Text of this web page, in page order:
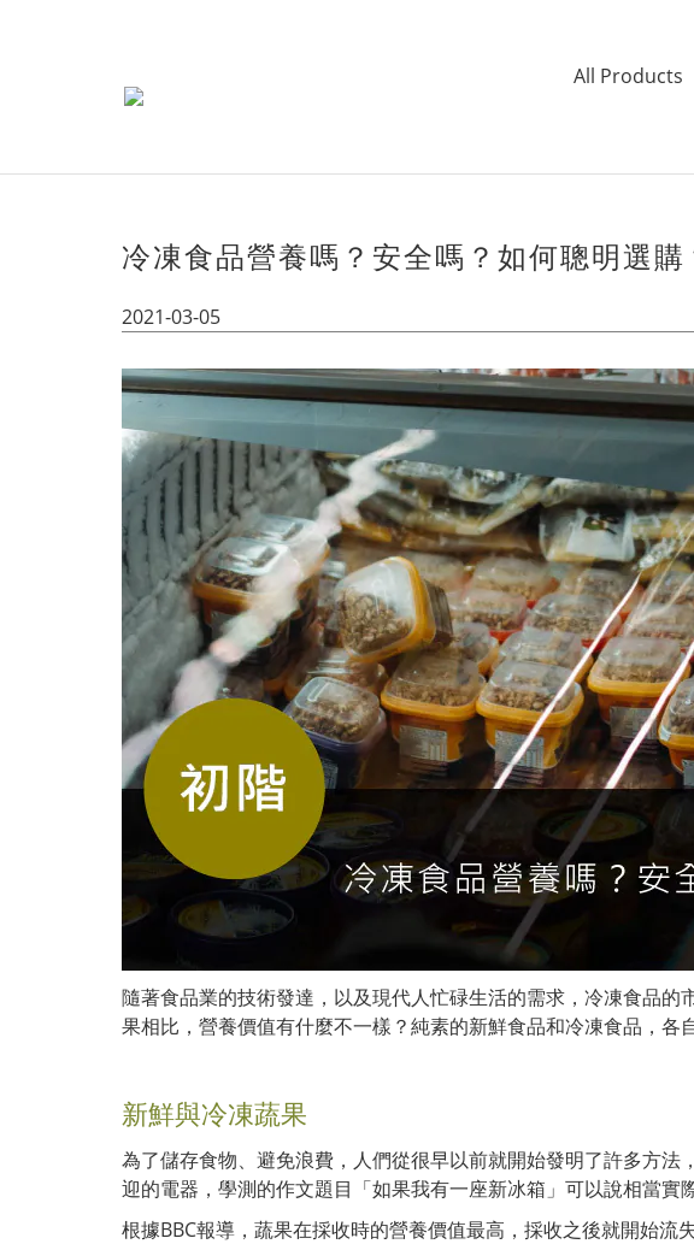
All Products
冷凍食品營養嗎？安全嗎？如何聰明選購
2021-03-05
隨著食品業的技術發達，以及現代人忙碌生活的需求，冷凍食品
果相比，營養價值有什麼不一樣？純素的新鮮食品和冷凍食品，各
新鮮與冷凍蔬果
為了儲存食物、避免浪費，人們從很早以前就開始發明了許多方
迎的電器，學測的作文題目「如果我有一座新冰箱」可以說相當實際
根據BBC報導，蔬果在採收時的營養價值最高，採收之後就開始